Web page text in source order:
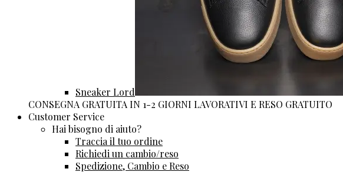
Sneaker Lord
CONSEGNA GRATUITA IN 1-2 GIORNI LAVORATIVI E RESO GRATUITO
Customer Service
Hai bisogno di aiuto?
Traccia il tuo ordine
Richiedi un cambio/reso
Spedizione, Cambio e Reso